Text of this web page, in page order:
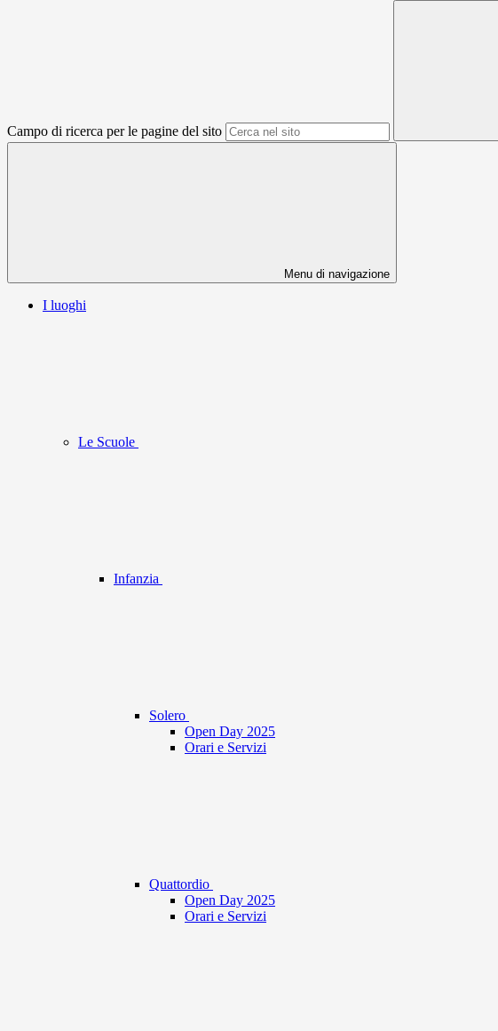
Campo di ricerca per le pagine del sito
Menu di navigazione
I luoghi
Le Scuole
Infanzia
Solero
Open Day 2025
Orari e Servizi
Quattordio
Open Day 2025
Orari e Servizi